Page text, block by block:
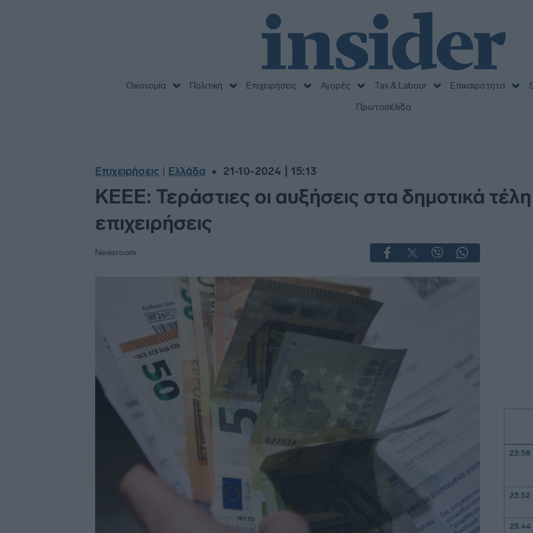
Οικονομία Πολιτική Επιχειρήσεις Αγορές Tax & Labour Επικαιρότητα
Πρωτοσέλιδα
Επιχειρήσεις Ελλάδα 21-10-2024 | 15:13
ΚΕΕΕ: Τεράστιες οι αυξήσεις στα δημοτικά τέλη
επιχειρήσεις
Newsroom
23:58
23:52
23:44